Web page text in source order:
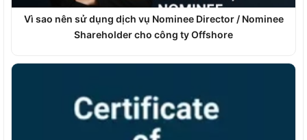
Vì sao nên sử dụng dịch vụ Nominee Director / Nominee
Shareholder cho công ty Offshore